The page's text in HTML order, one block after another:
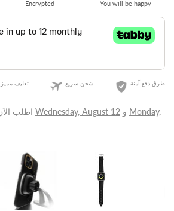
تغليف مميز شحن سريع طرق دفع آمنة
Wednesday, August 12
Monday,